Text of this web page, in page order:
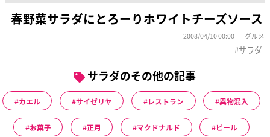
春野菜サラダにとろーりホワイトチーズソース
2008/04/10 00:00 グルメ
サラダ
サラダのその他の記事
カエル サイゼリヤ レストラン 異物混入
お菓子 正月 マクドナルド ビール